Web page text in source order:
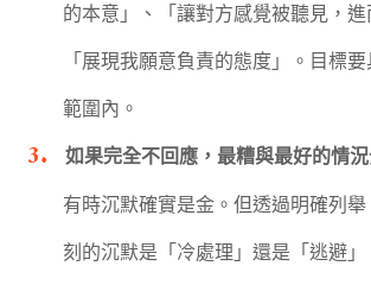
的本意」、「讓對方感覺被聽見，進
「展現我願意負責的態度」。目標
範圍內。
如果完全不回應，最糟與最好的情
有時沉默確實是金。但透過明確列
刻的沉默是「冷處理」還是「逃避」